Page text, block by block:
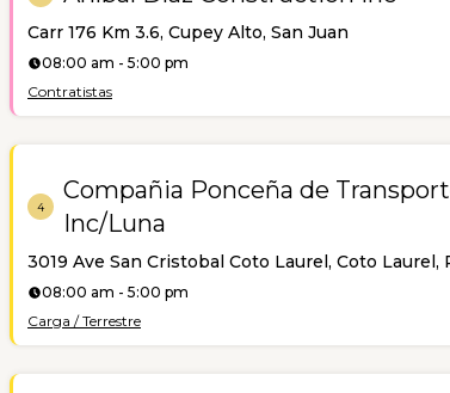
Carr 176 Km 3.6, Cupey Alto, San Juan
08:00 am - 5:00 pm
Contratistas
4
Compañia Ponceña de
Inc/Luna
3019 Ave San Cristobal Coto Laurel, Coto Laurel,
08:00 am - 5:00 pm
Carga / Terrestre